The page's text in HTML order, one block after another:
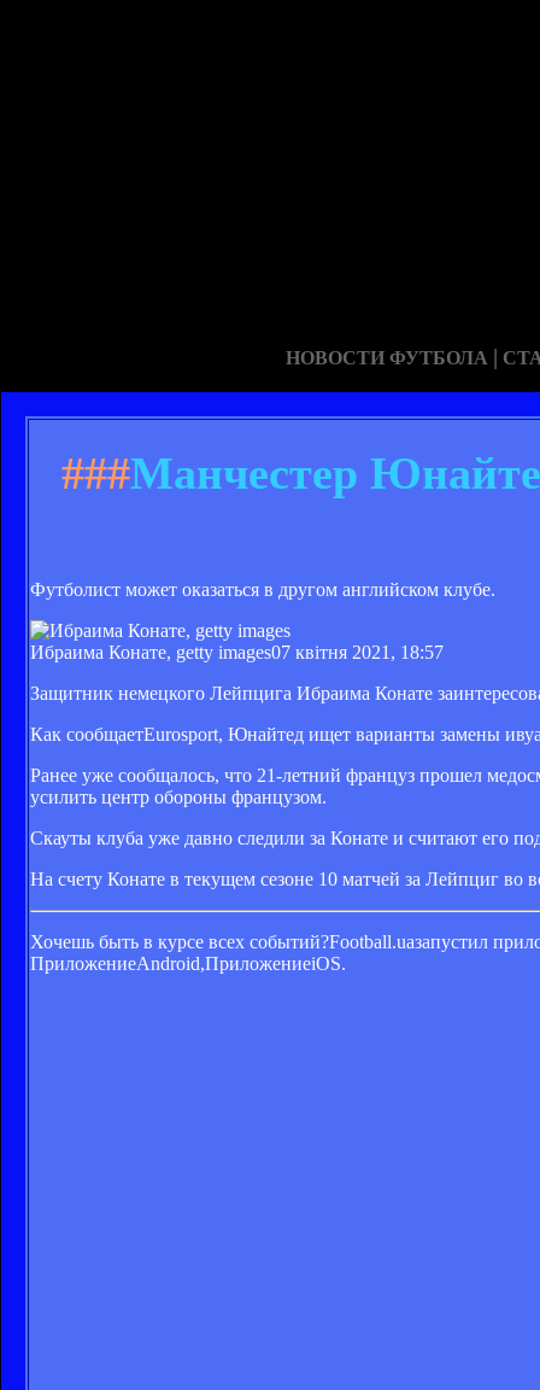
НОВОСТИ ФУТБОЛА |
###Манчестер
Футболист может оказаться в другом английском клубе.
Ибраима Конате, getty images07 квітня 2021, 18:57
Защитник немецкого Лейпцига Ибраима Конате
Как сообщаетEurosport, Юнайтед ищет варианты замены
Ранее уже сообщалось, что 21-летний француз прошел
усилить центр обороны французом.
Скауты клуба уже давно следили за Конате и считают его
На счету Конате в текущем сезоне 10 матчей за Лейпциг во
Хочешь быть в курсе всех событий?Football.uaзапустил
ПриложениеAndroid,ПриложениеiOS.